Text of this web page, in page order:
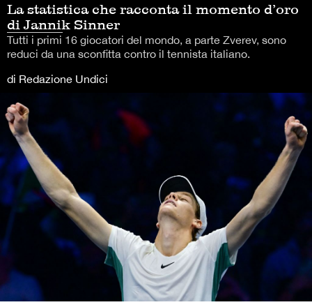
La statistica che racconta il momento d’oro
di Jannik Sinner
Tutti i primi 16 giocatori del mondo, a parte Zverev, sono
reduci da una sconfitta contro il tennista italiano.
di Redazione Undici